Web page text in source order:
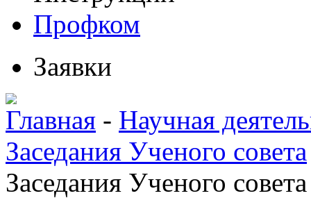
Профком
Заявки
Главная - Научная
Заседания Ученого совета
Заседания Ученого